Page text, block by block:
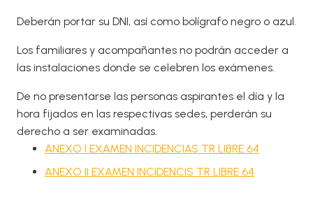
Deberán portar su DNI, así como bolígrafo negro o azul.
Los familiares y acompañantes no podrán acceder a
las instalaciones donde se celebren los exámenes.
De no presentarse las personas aspirantes el día y la
hora fijados en las respectivas sedes, perderán su
derecho a ser examinadas. ​
ANEXO I EXAMEN INCIDENCIAS TR LIBRE 64
ANEXO II EXAMEN INCIDENCIS TR LIBRE 64